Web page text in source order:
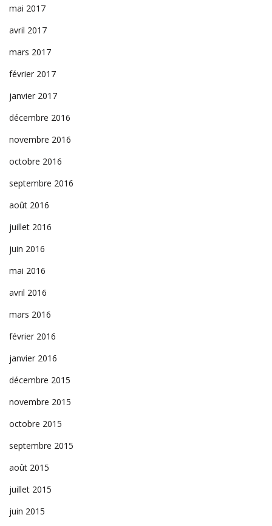
mai 2017
avril 2017
mars 2017
février 2017
janvier 2017
décembre 2016
novembre 2016
octobre 2016
septembre 2016
août 2016
juillet 2016
juin 2016
mai 2016
avril 2016
mars 2016
février 2016
janvier 2016
décembre 2015
novembre 2015
octobre 2015
septembre 2015
août 2015
juillet 2015
juin 2015